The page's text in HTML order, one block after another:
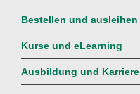
Bestellen und ausleihen
Kurse und eLearning
Ausbildung und Karriere